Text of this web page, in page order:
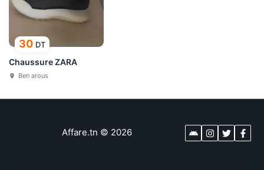
30 DT
Chaussure ZARA
Ben arous
Affare.tn © 2026